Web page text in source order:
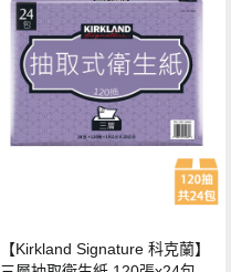
【Kirkland Signature 科克蘭】